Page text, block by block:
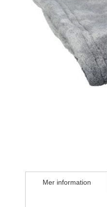
to
Mer information